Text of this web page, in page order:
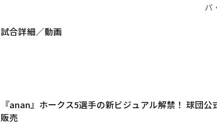
パ
試合詳細／動画
『anan』ホークス5選手の新ビジュアル解禁！ 球団公
販売